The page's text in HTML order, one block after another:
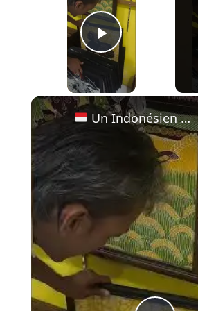
Play Video
Un Indonésien francophone me fait visiter sa galerie d'art